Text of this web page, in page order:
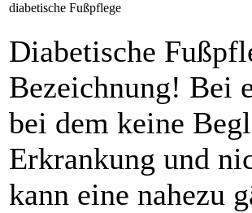
diabetische Fußpflege
Diabetische
Bezeichnung! Bei
bei dem keine
Erkrankung und
kann eine nahezu